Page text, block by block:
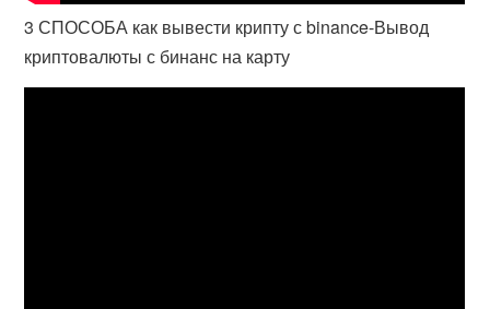
3 СПОСОБА как вывести крипту с binance-Вывод
криптовалюты с бинанс на карту